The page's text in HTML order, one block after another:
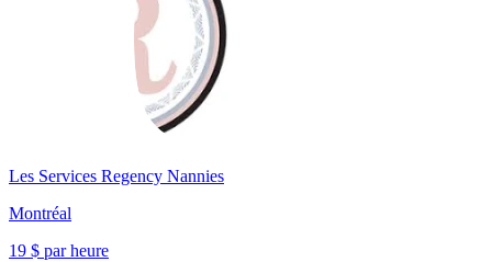
Les Services Regency Nannies
Montréal
19 $ par heure